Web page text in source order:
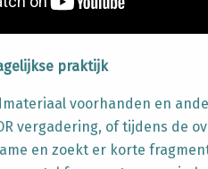
praktijk
voorhanden en
vergadering, of tijdens de
en zoekt er korte